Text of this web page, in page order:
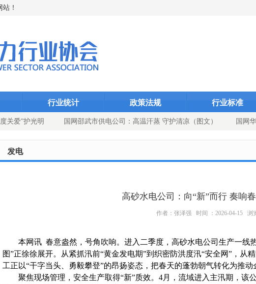
！
行业统计 政策法规 行业标准
关爱”护光明 国网邵武市供电公司：高温汗蒸 守护清凉（图文） 国网
日攻坚号角 党建引领供电可靠性提升
发电
高砂水电公司：向“新”而行 奏响
作者：张泽强 时间 ：2026-04-15 浏
本网讯 春意盎然，号角吹响。进入二季度，高砂水电公司生产一线
图”正徐徐展开。从紧抓汛前“黄金发电期”到织密防洪度汛“安全网”，从
工正以“干字当头、勇毅攀登”的昂扬姿态，把春天的蓬勃朝气转化为推
聚焦现场管理，安全生产取得“新”质效。4月，流域进入主汛期，该